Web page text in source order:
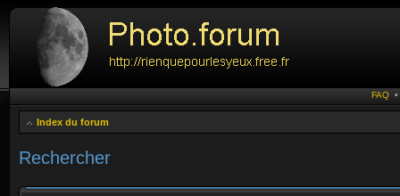
FAQ
Index du forum
Rechercher